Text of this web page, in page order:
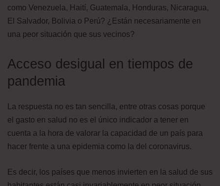
como Venezuela, Haití, Guatemala, Honduras, Nicaragua,
El Salvador, Bolivia o Perú? ¿Están necesariamente en
una peor situación que sus vecinos?
Acceso desigual en tiempos de
pandemia
La respuesta no es tan sencilla, entre otras cosas porque
el gasto en salud no es el único indicador a tener en
cuenta a la hora de valorar la capacidad de un país para
hacer frente a una epidemia como la del coronavirus.
Es decir, los países que menos invierten en la salud de sus